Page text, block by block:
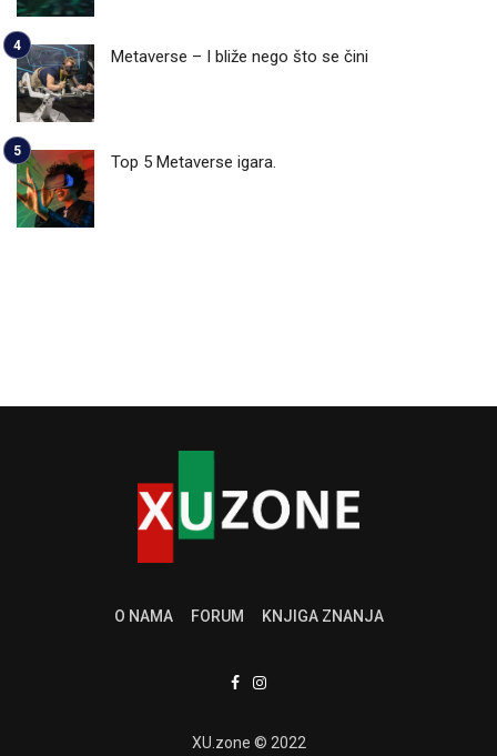
Metaverse – I bliže nego što se čini
Top 5 Metaverse igara.
O NAMA FORUM KNJIGA ZNANJA
XU.zone © 2022